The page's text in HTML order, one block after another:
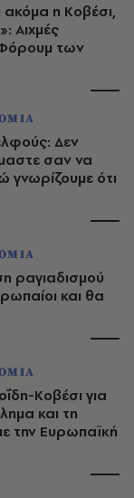
ακόμα η Κοβέσι,
Αιχμές
των
Δεν
σαν να
γνωρίζουμε ότι
ραγιαδισμού
και θα
Κοβέσι για
και τη
την Ευρωπαϊκή